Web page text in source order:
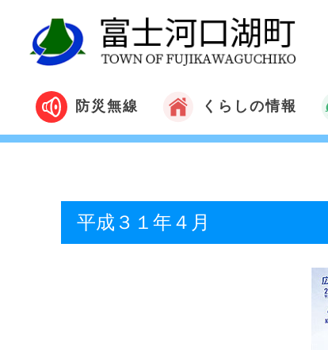
防災無線 くらしの情報
平成３１年４月